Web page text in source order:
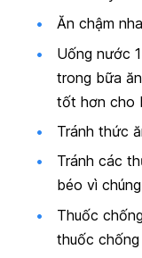
Ăn chậm
Uống nước
trong bữa
tốt hơn cho
Tránh thức
Tránh các
béo vì
Thuốc
thuốc chống